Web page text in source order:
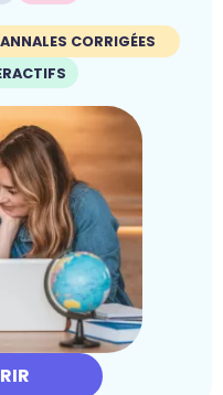
ANNALES CORRIGÉES